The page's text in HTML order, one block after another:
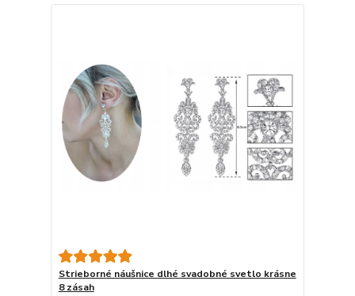
Strieborné náušnice dlhé svadobné svetlo krásne
8 zásah